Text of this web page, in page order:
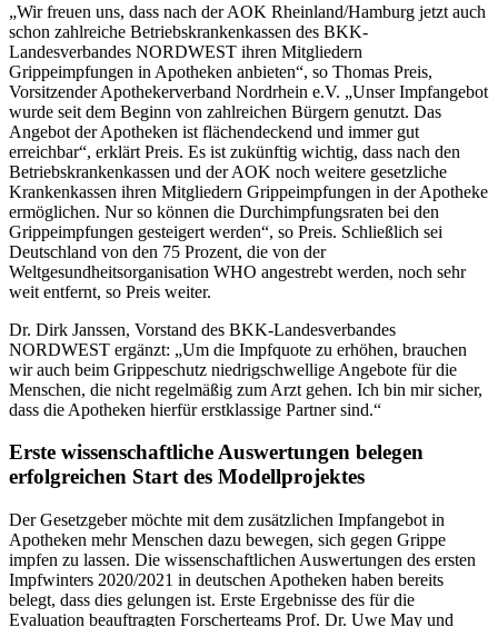
„Wir freuen uns, dass nach der AOK Rheinland/Hamburg jetzt auch
schon zahlreiche Betriebskrankenkassen des BKK-
Landesverbandes NORDWEST ihren Mitgliedern
Grippeimpfungen in Apotheken anbieten“, so Thomas Preis,
Vorsitzender Apothekerverband Nordrhein e.V. „Unser Impfangebot
wurde seit dem Beginn von zahlreichen Bürgern genutzt. Das
Angebot der Apotheken ist flächendeckend und immer gut
erreichbar“, erklärt Preis. Es ist zukünftig wichtig, dass nach den
Betriebskrankenkassen und der AOK noch weitere gesetzliche
Krankenkassen ihren Mitgliedern Grippeimpfungen in der Apotheke
ermöglichen. Nur so können die Durchimpfungsraten bei den
Grippeimpfungen gesteigert werden“, so Preis. Schließlich sei
Deutschland von den 75 Prozent, die von der
Weltgesundheitsorganisation WHO angestrebt werden, noch sehr
weit entfernt, so Preis weiter.
Dr. Dirk Janssen, Vorstand des BKK-Landesverbandes
NORDWEST ergänzt: „Um die Impfquote zu erhöhen, brauchen
wir auch beim Grippeschutz niedrigschwellige Angebote für die
Menschen, die nicht regelmäßig zum Arzt gehen. Ich bin mir sicher,
dass die Apotheken hierfür erstklassige Partner sind.“
Erste wissenschaftliche Auswertungen belegen
erfolgreichen Start des Modellprojektes
Der Gesetzgeber möchte mit dem zusätzlichen Impfangebot in
Apotheken mehr Menschen dazu bewegen, sich gegen Grippe
impfen zu lassen. Die wissenschaftlichen Auswertungen des ersten
Impfwinters 2020/2021 in deutschen Apotheken haben bereits
belegt, dass dies gelungen ist. Erste Ergebnisse des für die
Evaluation beauftragten Forscherteams Prof. Dr. Uwe May und